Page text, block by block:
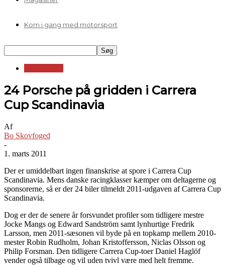
Kom i gang med motorsport
24 Porsche på gridden i Carrera
Cup Scandinavia
Af
Bo Skovfoged
-
1. marts 2011
Der er umiddelbart ingen finanskrise at spore i Carrera Cup
Scandinavia. Mens danske racingklasser kæmper om deltagerne og
sponsorerne, så er der 24 biler tilmeldt 2011-udgaven af Carrera Cup
Scandinavia.
Dog er der de senere år forsvundet profiler som tidligere mestre
Jocke Mangs og Edward Sandström samt lynhurtige Fredrik
Larsson, men 2011-sæsonen vil byde på en topkamp mellem 2010-
mester Robin Rudholm, Johan Kristoffersson, Niclas Olsson og
Philip Forsman. Den tidligere Carrera Cup-toer Daniel Haglöf
vender også tilbage og vil uden tvivl være med helt fremme.